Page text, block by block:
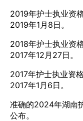
2019年护士执业资
2019年1月8日。
2018年护士执业资
2017年12月27日。
2017年护士执业资
2017年1月6日。
准确的2024年湖南
公布。